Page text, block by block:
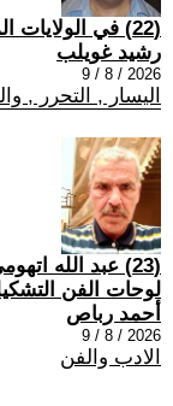
(22) في الولايات المتحدة نجاحات اليساريين تتواصل
رشيد غويلب
2026 / 8 / 9
اليسار , التحرر ,
(23) عبد الله
لوحات الفن
أحمد رباص
2026 / 8 / 9
الادب والفن